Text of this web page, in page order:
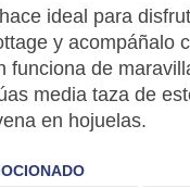
ideal para
y acompáñalo
funciona de
media taza de
en hojuelas.